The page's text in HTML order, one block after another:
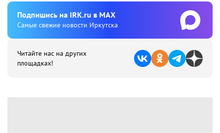
Подпишиcь на IRK.ru в MAX
Cамые свежие новости Иркутска
Читайте нас на других
площадках!